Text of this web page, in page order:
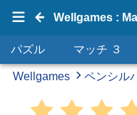
Wellgames :
パズル マッチ ３
Wellgames ペンシル